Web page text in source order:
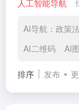
人工智能导航
AI导航：政策
AI二维码
AI
排序 发布